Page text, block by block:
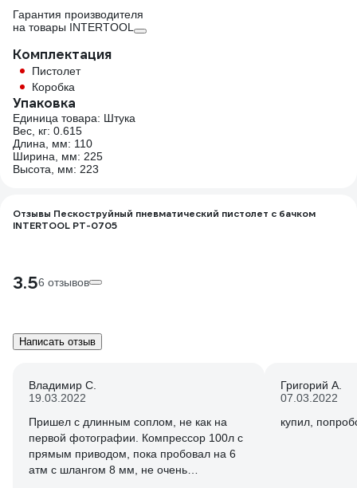
Гарантия производителя
на товары INTERTOOL
Комплектация
Пистолет
Коробка
Упаковка
Единица товара: Штука
Вес, кг: 0.615
Длина, мм: 110
Ширина, мм: 225
Высота, мм: 223
Отзывы Пескоструйный пневматический пистолет с бачком
INTERTOOL PT-0705
3.56 отзывов
Написать отзыв
Владимир С.
19.03.2022
Пришел с длинным соплом, не как на
первой фотографии. Компрессор 100л с
прямым приводом, пока пробовал на 6
атм с шлангом 8 мм, не очень
Григорий А.
07.03.2022
купил,